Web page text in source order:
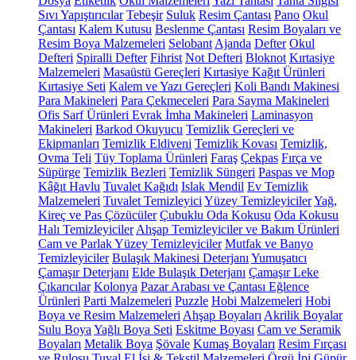
Sıvı Yapıştırıcılar Tebeşir Suluk Resim Çantası Pano Okul
Çantası Kalem Kutusu Beslenme Çantası Resim Boyaları ve
Resim Boya Malzemeleri Selobant Ajanda Defter Okul
Defteri Spiralli Defter Fihrist Not Defteri Bloknot Kırtasiye
Malzemeleri Masaüstü Gereçleri Kırtasiye Kağıt Ürünleri
Kırtasiye Seti Kalem ve Yazı Gereçleri Koli Bandı Makinesi
Para Makineleri Para Çekmeceleri Para Sayma Makineleri
Ofis Sarf Ürünleri Evrak İmha Makineleri Laminasyon
Makineleri Barkod Okuyucu Temizlik Gereçleri ve
Ekipmanları Temizlik Eldiveni Temizlik Kovası Temizlik,
Ovma Teli Tüy Toplama Ürünleri Faraş Çekpas Fırça ve
Süpürge Temizlik Bezleri Temizlik Süngeri Paspas ve Mop
Kâğıt Havlu Tuvalet Kağıdı Islak Mendil Ev Temizlik
Malzemeleri Tuvalet Temizleyici Yüzey TemizleyicilerYağ,
Kireç ve Pas Çözücüler Çubuklu Oda Kokusu Oda Kokusu
Halı Temizleyiciler Ahşap Temizleyiciler ve Bakım Ürünleri
Cam ve Parlak Yüzey Temizleyiciler Mutfak ve Banyo
Temizleyiciler Bulaşık Makinesi Deterjanı Yumuşatıcı
Çamaşır Deterjanı Elde Bulaşık Deterjanı Çamaşır Leke
Çıkarıcılar Kolonya Pazar Arabası ve Çantası Eğlence
Ürünleri Parti Malzemeleri Puzzle Hobi Malzemeleri Hobi
Boya ve Resim Malzemeleri Ahşap Boyaları Akrilik Boyalar
Sulu Boya Yağlı Boya Seti Eskitme Boyası Cam ve Seramik
Boyaları Metalik Boya Şövale Kumaş Boyaları Resim Fırçası